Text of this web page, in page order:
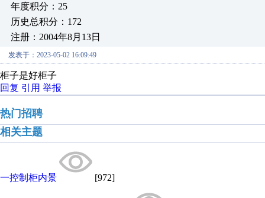
年度积分：25
历史总积分：172
注册：2004年8月13日
发表于：2023-05-02 16:09:49
柜子是好柜子
回复 引用 举报
热门招聘
相关主题
一控制柜内景 [972]